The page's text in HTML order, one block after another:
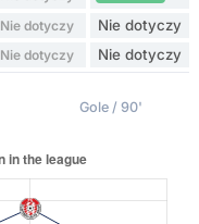
Nie dotyczy Nie dotyczy
Nie dotyczy Nie dotyczy
Gole / 90'